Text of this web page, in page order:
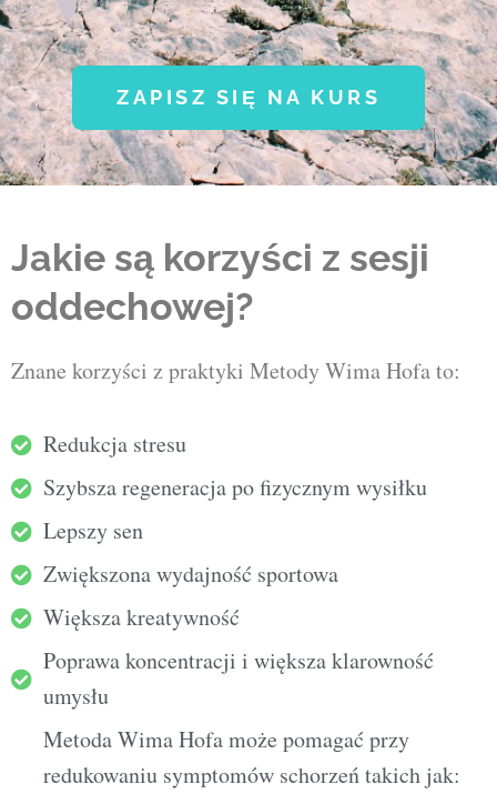
ZAPISZ SIĘ NA KURS
Jakie są korzyści z sesji
oddechowej?
Znane korzyści z praktyki Metody Wima Hofa to:
Redukcja stresu
Szybsza regeneracja po fizycznym wysiłku
Lepszy sen
Zwiększona wydajność sportowa
Większa kreatywność
Poprawa koncentracji i większa klarowność
umysłu
Metoda Wima Hofa może pomagać przy
redukowaniu symptomów schorzeń takich jak: